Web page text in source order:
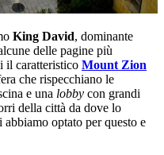
King David, dominante
delle pagine più
il caratteristico Mount Zion
che rispecchiano le
e una lobby con grandi
della città da dove lo
optato per questo e